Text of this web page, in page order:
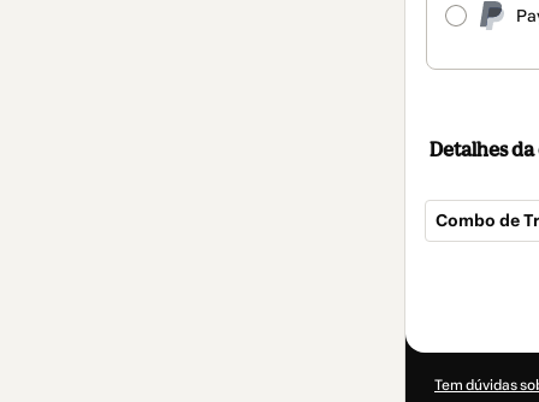
Detalhes
Combo de
Tem dúvidas